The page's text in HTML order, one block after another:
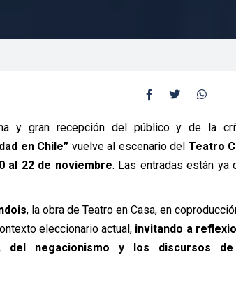
y gran recepción del público y de la
en Chile” vuelve al escenario del Teatro
al 22 de noviembre. Las entradas están ya
, la obra de Teatro en Casa, en
eleccionario actual, invitando a
del negacionismo y los discursos